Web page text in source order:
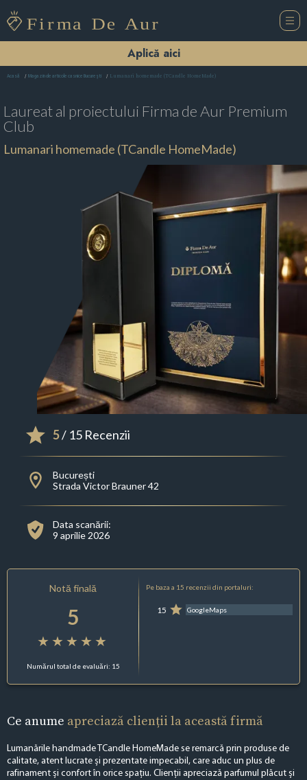
Aplică aici
Acasă Magazin de articole casnice Bucureşti Lumanari homemade (TCandle HomeMade)
Laureat al proiectului Firma de Aur Premium
Club
Lumanari homemade (TCandle HomeMade)
5/ 15 Recenzii
București
Strada Victor Brauner 42
Data scanării:
9 aprilie 2026
Notă finală
5
Numărul total de evaluări: 15
Pe baza a 15 recenzii din portaluri:
15 GoogleMaps
Ce anume apreciază clienții la această firmă
Lumanările handmade TCandle HomeMade se remarcă prin produse de
calitate, atent lucrate și prezentate impecabil, care aduc un plus de
rafinament și confort în orice spațiu. Clienții apreciază parfumul plăcut și